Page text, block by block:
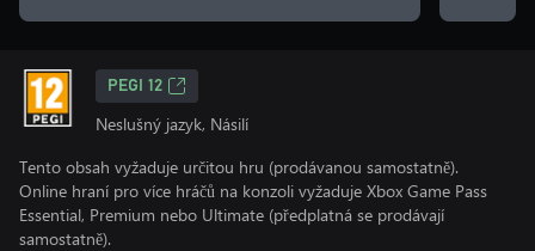
PEGI 12
Neslušný jazyk, Násilí
Tento obsah vyžaduje určitou hru (prodávanou samostatně).
Online hraní pro více hráčů na konzoli vyžaduje Xbox Game Pass
Essential, Premium nebo Ultimate (předplatná se prodávají
samostatně).